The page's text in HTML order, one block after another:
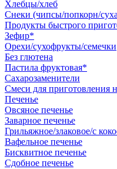
Хлебцы/хлеб
Снеки (чипсы/попкорн/
Продукты быстрого
Зефир*
Орехи/сухофрукты/семечки
Без глютена
Пастила фруктовая*
Сахарозаменители
Смеси для приготовления
Печенье
Овсяное печенье
Заварное печенье
Грильяжное/злаковое/с
Вафельное печенье
Бисквитное печенье
Сдобное печенье